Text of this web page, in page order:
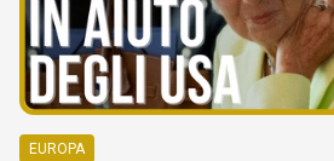
EUROPA